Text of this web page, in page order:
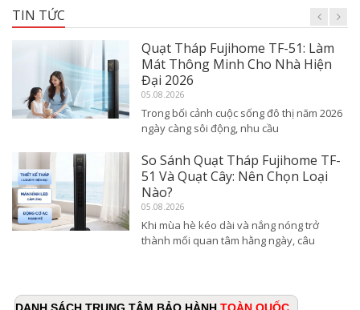
TIN TỨC
Quạt Tháp Fujihome TF-51: Làm
Mát Thông Minh Cho Nhà Hiện
Đại 2026
05.08.2026
Trong bối cảnh cuộc sống đô thị năm 2026
ngày càng sôi động, nhu cầu
So Sánh Quạt Tháp Fujihome TF-
51 Và Quạt Cây: Nên Chọn Loại
Nào?
05.08.2026
Khi mùa hè kéo dài và nắng nóng trở
thành mối quan tâm hằng ngày, câu